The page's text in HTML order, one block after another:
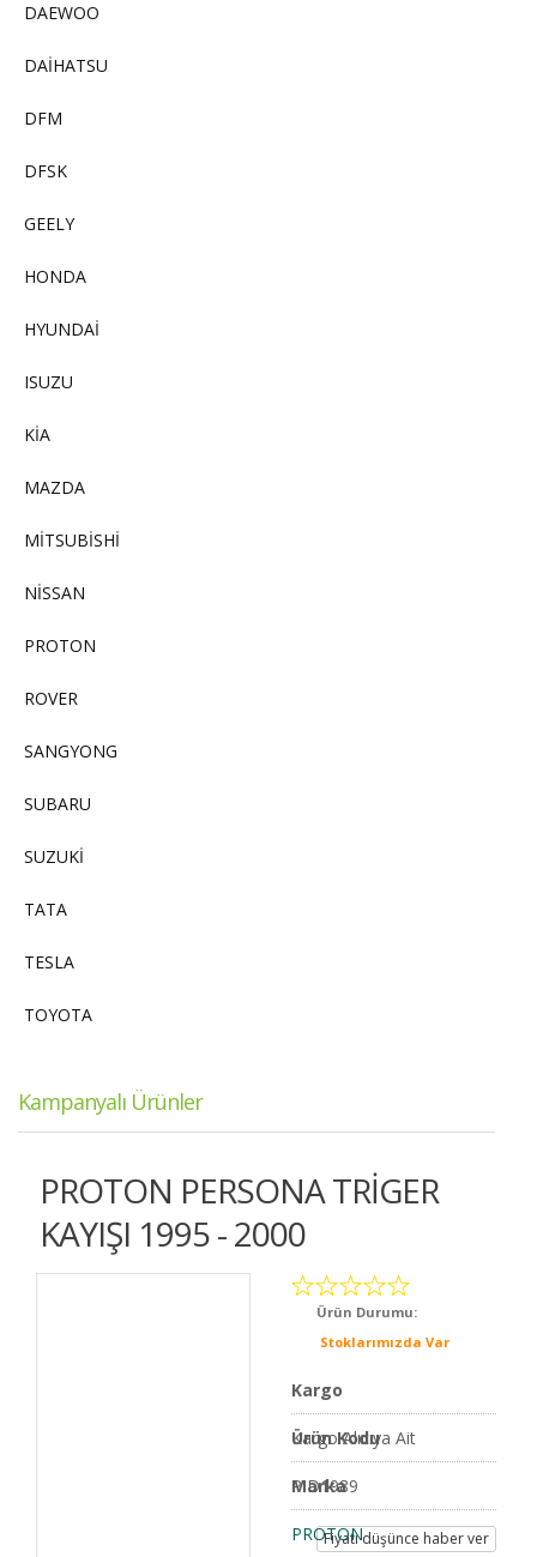
DAEWOO
DAİHATSU
DFM
DFSK
GEELY
HONDA
HYUNDAİ
ISUZU
KİA
MAZDA
MİTSUBİSHİ
NİSSAN
PROTON
ROVER
SANGYONG
SUBARU
SUZUKİ
TATA
TESLA
TOYOTA
Kampanyalı Ürünler
PROTON PERSONA TRİGER
KAYIŞI 1995 - 2000
Ürün Durumu:
Stoklarımızda Var
Kargo
Kargo Alıcıya Ait
Ürün Kodu
PID1989
Marka
PROTON
Fiyatı düşünce haber ver